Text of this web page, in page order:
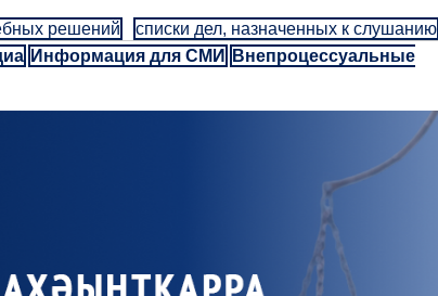
решений
списки дел, назначенных к слушанию
Информация для СМИ
Внепроцессуальные